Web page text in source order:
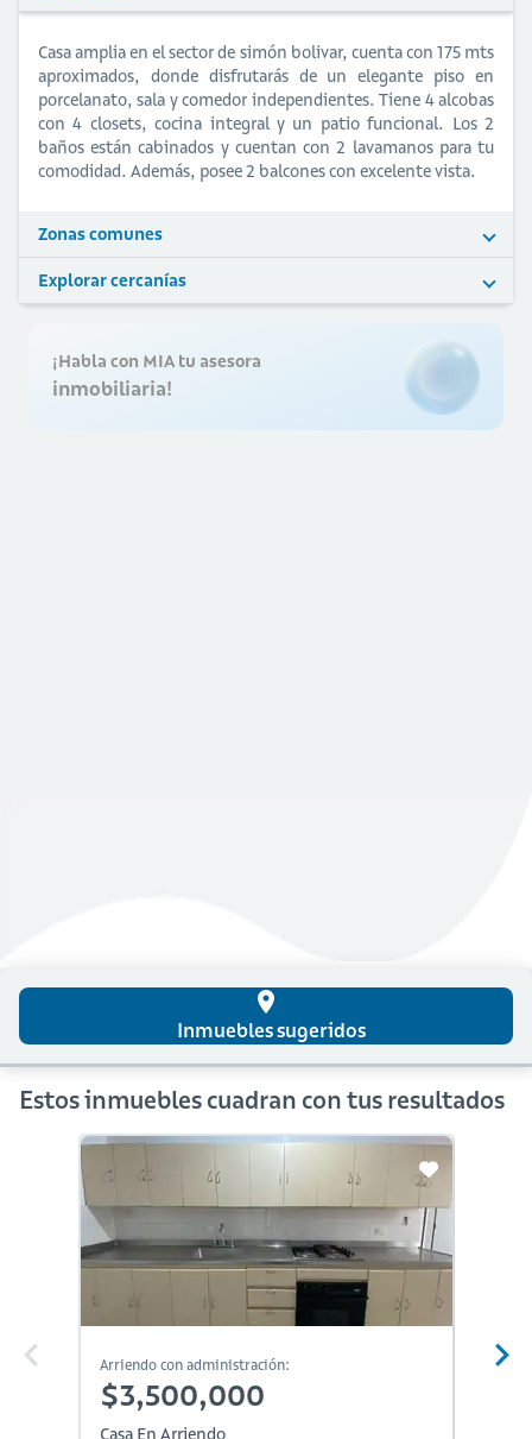
Casa amplia en el sector de simón bolivar, cuenta con 175 mts
aproximados, donde disfrutarás de un elegante piso en
porcelanato, sala y comedor independientes. Tiene 4 alcobas
con 4 closets, cocina integral y un patio funcional. Los 2
baños están cabinados y cuentan con 2 lavamanos para tu
comodidad. Además, posee 2 balcones con excelente vista.
Zonas comunes
Explorar cercanías
¡Habla con MIA tu asesora
inmobiliaria!
place
Inmuebles sugeridos
Estos inmuebles cuadran con tus resultados
Arriendo con administración:
$3,500,000
Casa En Arriendo